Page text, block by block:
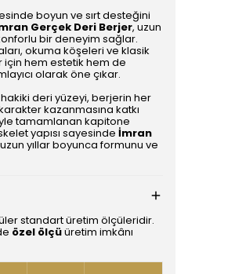
boyun ve sırt desteğini
Gerçek Deri Berjer, uzun
bir deneyim sağlar.
okuma köşeleri ve klasik
hem estetik hem de
olarak öne çıkar.
deri yüzeyi, berjerin her
kazanmasına katkı
tamamlanan kapitone
yapısı sayesinde İmran
yıllar boyunca formunu ve
standart üretim ölçüleridir.
özel ölçüüretim imkânı